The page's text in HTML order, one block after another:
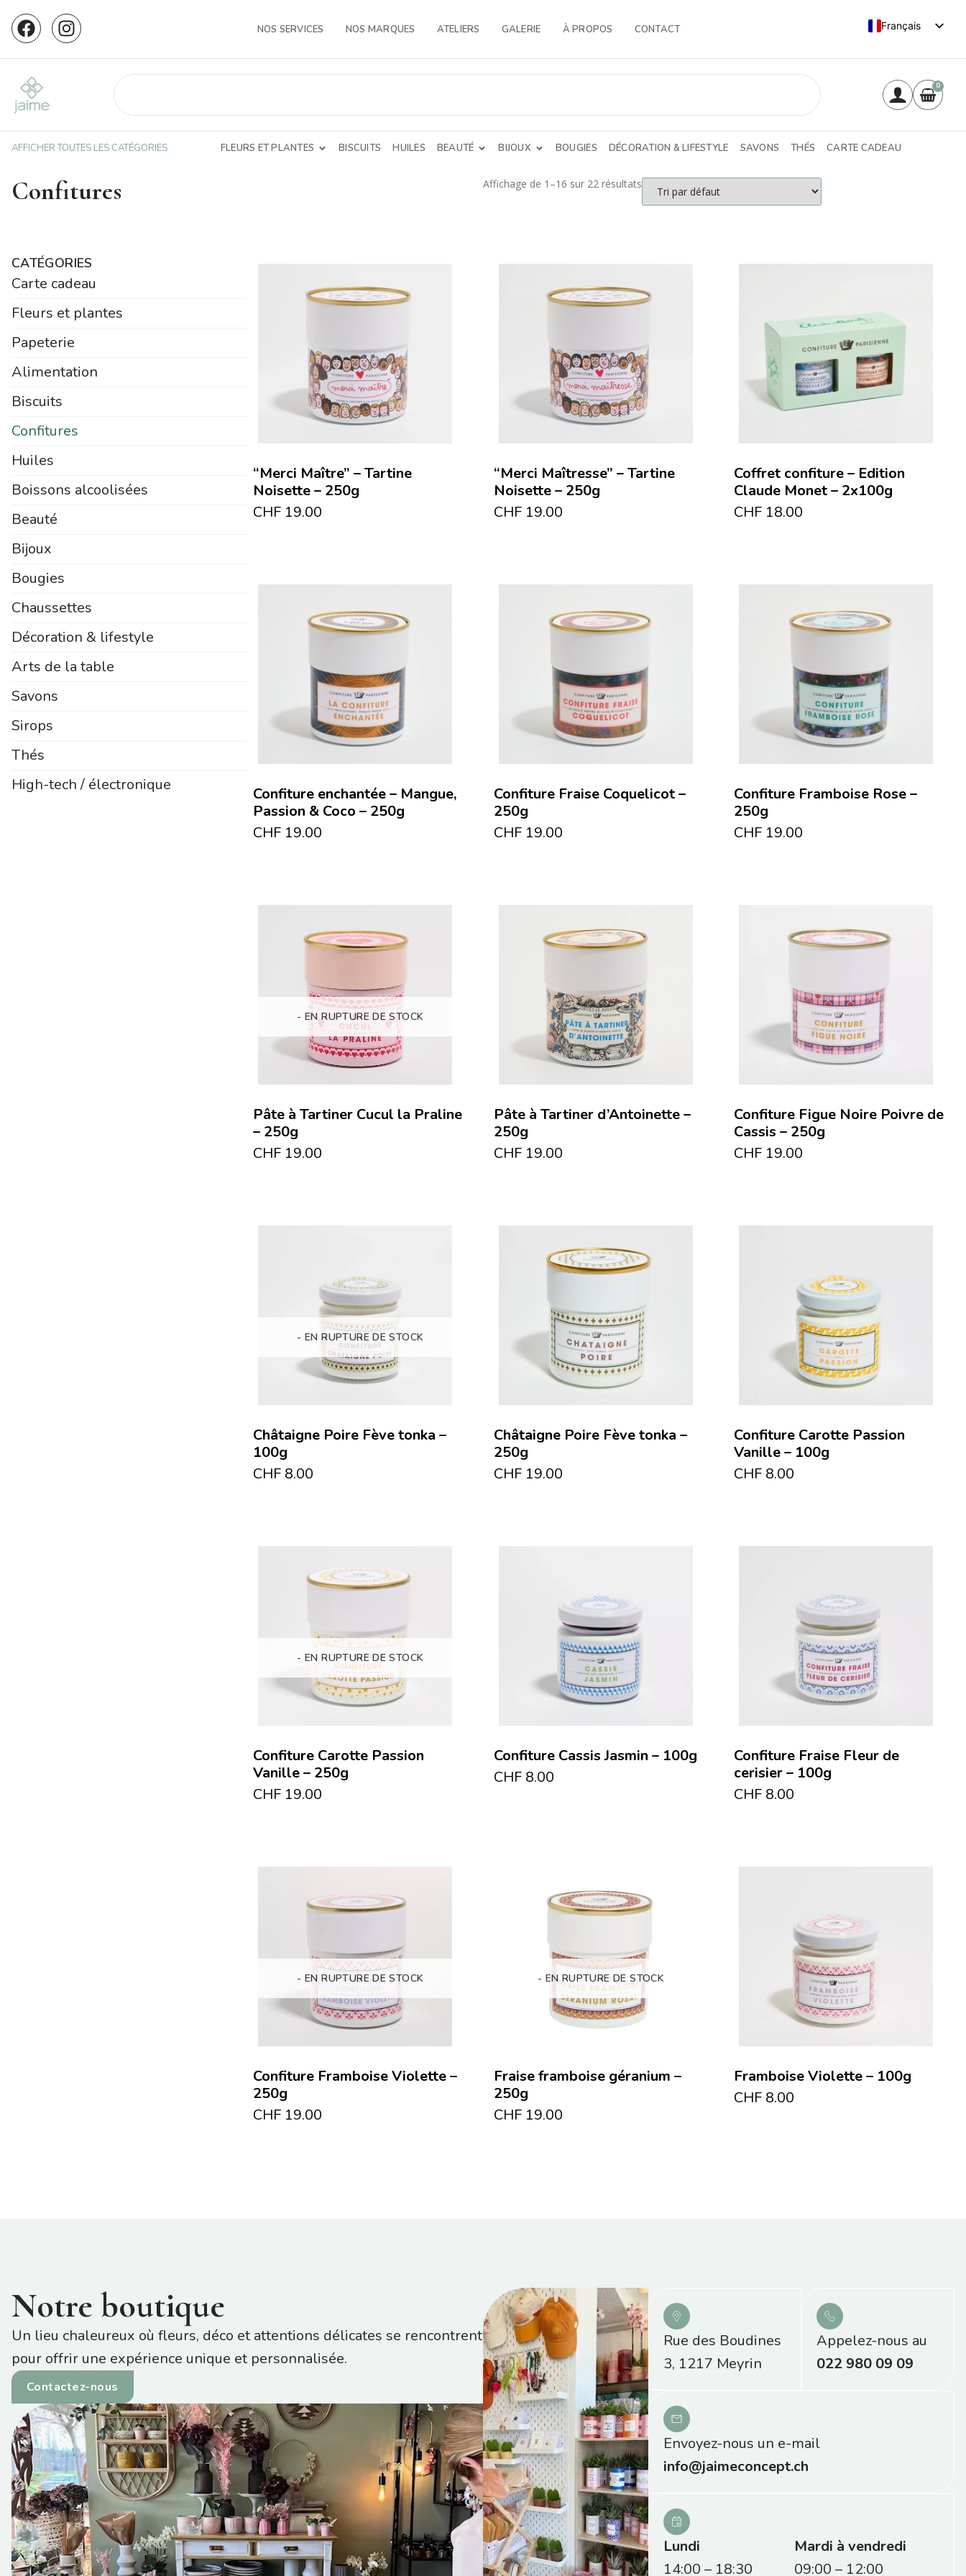
NOS SERVICES NOS MARQUES ATELIERS GALERIE À PROPOS CONTACT
Français
0
AFFICHER TOUTES LES CATÉGORIES FLEURS ET PLANTES BISCUITS HUILES BEAUTÉ BIJOUX BOUGIES DÉCORATION & LIFESTYLE SAVONS THÉS CARTE CADEAU
Confitures Affichage de 1–16 sur 22 résultats
CATÉGORIES
Carte cadeau
Fleurs et plantes
Papeterie
Alimentation
Biscuits
Confitures
Huiles
Boissons alcoolisées
Beauté
Bijoux
Bougies
Chaussettes
Décoration & lifestyle
Arts de la table
Savons
Sirops
Thés
High-tech / électronique
“Merci Maître” – Tartine
Noisette – 250g
CHF 19.00
“Merci Maîtresse” – Tartine
Noisette – 250g
CHF19.00
Coffret confiture – Edition
Claude Monet – 2x100g
CHF 18.00
Confiture enchantée – Mangue,
Passion & Coco – 250g
CHF 19.00
Confiture Fraise Coquelicot –
250g
CHF19.00
Confiture Framboise Rose –
250g
CHF 19.00
- EN RUPTURE DE STOCK
Pâte à Tartiner Cucul la Praline
– 250g
CHF 19.00
Pâte à Tartiner d’Antoinette –
250g
CHF19.00
Confiture Figue Noire Poivre de
Cassis – 250g
CHF 19.00
- EN RUPTURE DE STOCK
Châtaigne Poire Fève tonka –
100g
CHF 8.00
Châtaigne Poire Fève tonka –
250g
CHF19.00
Confiture Carotte Passion
Vanille – 100g
CHF 8.00
- EN RUPTURE DE STOCK
Confiture Carotte Passion
Vanille – 250g
CHF 19.00
Confiture Cassis Jasmin – 100g
CHF8.00
Confiture Fraise Fleur de
cerisier – 100g
CHF 8.00
- EN RUPTURE DE STOCK
Confiture Framboise Violette –
250g
CHF 19.00
- EN RUPTURE DE STOCK
Fraise framboise géranium –
250g
CHF19.00
Framboise Violette – 100g
CHF 8.00
Notre boutique
Un lieu chaleureux où fleurs, déco et attentions délicates se rencontrent
pour offrir une expérience unique et personnalisée.
Contactez-nous
Rue des Boudines
3, 1217 Meyrin
022 980 09 09
Appelez-nous au
info@jaimeconcept.ch
Envoyez-nous un e-mail
Lundi
14:00 – 18:30
Mardi à vendredi
09:00 – 12:00